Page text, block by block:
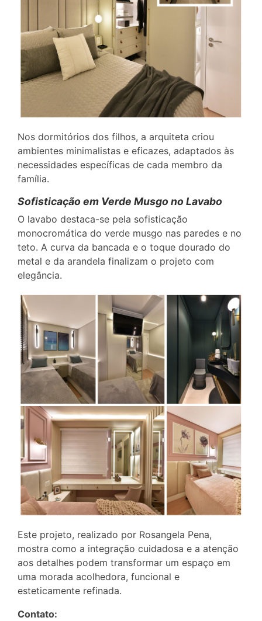
Nos dormitórios dos filhos, a arquiteta criou
ambientes minimalistas e eficazes, adaptados às
necessidades específicas de cada membro da
família.
Sofisticação em Verde Musgo no Lavabo
O lavabo destaca-se pela sofisticação
monocromática do verde musgo nas paredes e no
teto. A curva da bancada e o toque dourado do
metal e da arandela finalizam o projeto com
elegância.
Este projeto, realizado por Rosangela Pena,
mostra como a integração cuidadosa e a atenção
aos detalhes podem transformar um espaço em
uma morada acolhedora, funcional e
esteticamente refinada.
Contato: